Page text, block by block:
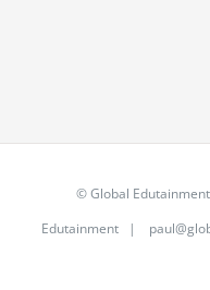
©Global Edutainment
Edutainment|